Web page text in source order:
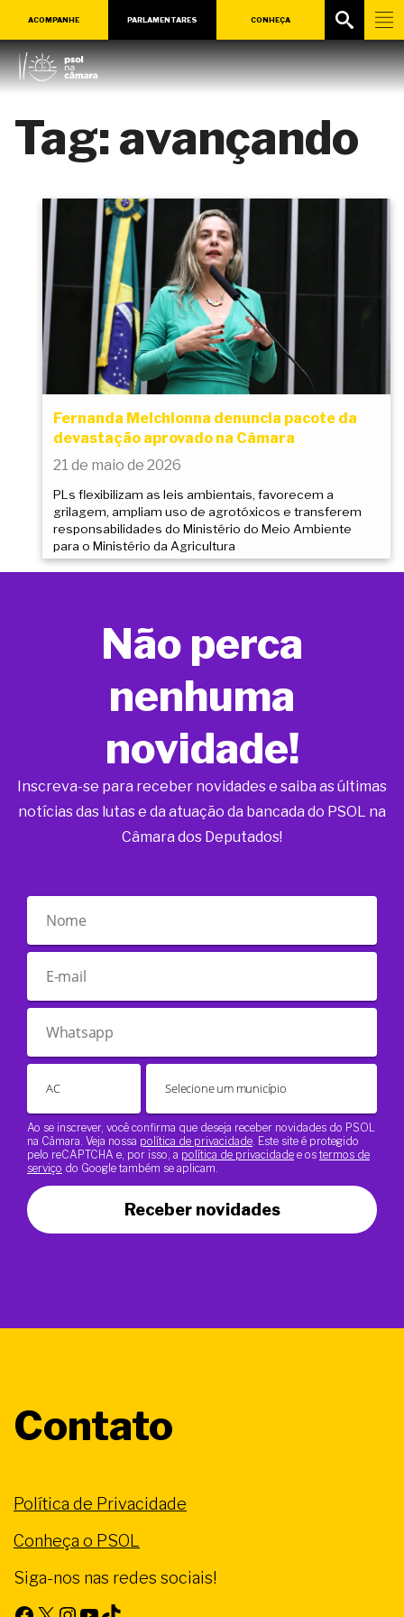
ACOMPANHE PARLAMENTARES CONHEÇA
Tag:avançando
Fernanda Melchionna denuncia pacote da
devastação aprovado na Câmara
21 de maio de 2026
PLs flexibilizam as leis ambientais, favorecem a
grilagem, ampliam uso de agrotóxicos e transferem
responsabilidades do Ministério do Meio Ambiente
para o Ministério da Agricultura
Não perca
nenhuma
novidade!
Inscreva-se para receber novidades e saiba as últimas
notícias das lutas e da atuação da bancada do PSOL na
Câmara dos Deputados!
Ao se inscrever, você confirma que deseja receber novidades do PSOL
na Câmara. Veja nossa política de privacidade . Este site é protegido
pelo reCAPTCHA e, por isso, a política de privacidade e os termos de
serviço do Google também se aplicam.
Receber novidades
Contato
Política de Privacidade
Conheça o PSOL
Siga-nos nas redes sociais!